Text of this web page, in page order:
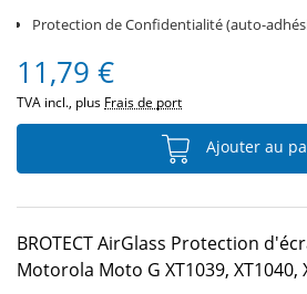
Protection de Confidentialité (auto-
11,79 €
TVA incl., plus Frais de port
Ajouter au
BROTECT AirGlass Protection
Motorola Moto G XT1039, XT1040,